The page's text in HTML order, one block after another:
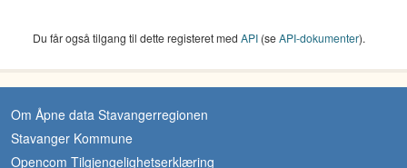
Du får også tilgang til dette registeret med API (seAPI-dokumenter).
Om Åpne data Stavangerregionen
Stavanger Kommune
Opencom Tilgjengelighetserklæring